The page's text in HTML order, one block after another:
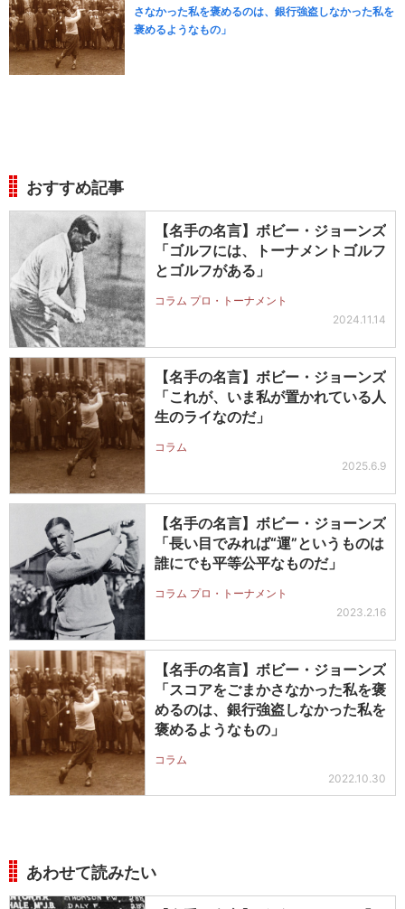
さなかった私を褒めるのは、銀行強盗しなかった私を
褒めるようなもの」
おすすめ記事
【名手の名言】ボビー・ジョーンズ
「ゴルフには、トーナメントゴルフ
とゴルフがある」
コラム プロ・トーナメント
2024.11.14
【名手の名言】ボビー・ジョーンズ
「これが、いま私が置かれている人
生のライなのだ」
コラム
2025.6.9
【名手の名言】ボビー・ジョーンズ
「長い目でみれば“運”というものは
誰にでも平等公平なものだ」
コラム プロ・トーナメント
2023.2.16
【名手の名言】ボビー・ジョーンズ
「スコアをごまかさなかった私を褒
めるのは、銀行強盗しなかった私を
褒めるようなもの」
コラム
2022.10.30
あわせて読みたい